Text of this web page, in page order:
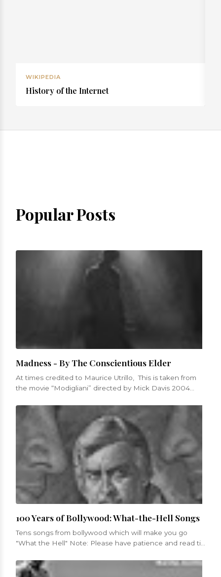
WIKIPEDIA
History of the Internet
Popular Posts
Madness - By The Conscientious Elder
At times credited to Maurice Utrillo, This is taken from
the movie “Modigliani” directed by Mick Davis 2004
100 Years of Bollywood: What-the-Hell Songs
Tens songs from bollywood which will make you go
"What the Hell" Note: Please have patience and read till